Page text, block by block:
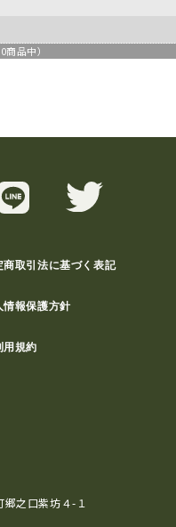
0商品中）
商取引法に基づく表記
情報保護方針
用規約
之口紫坊４-１